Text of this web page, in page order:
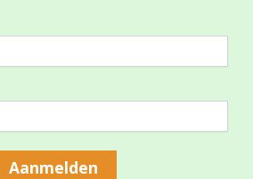
Aanmelden